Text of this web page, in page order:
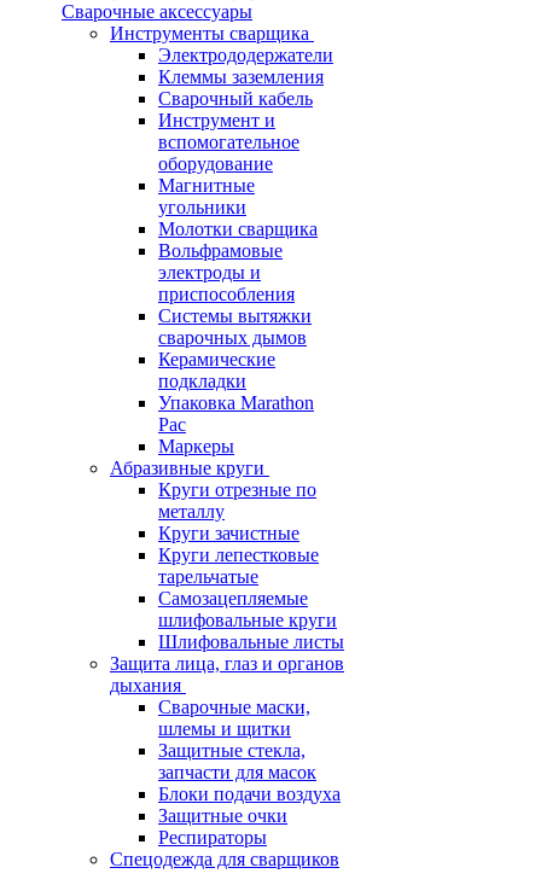
Сварочные аксессуары
Инструменты сварщика
Электрододержатели
Клеммы заземления
Сварочный кабель
Инструмент и
вспомогательное
оборудование
Магнитные
угольники
Молотки сварщика
Вольфрамовые
электроды и
приспособления
Системы вытяжки
сварочных дымов
Керамические
подкладки
Упаковка Marathon
Pac
Маркеры
Абразивные круги
Круги отрезные по
металлу
Круги зачистные
Круги лепестковые
тарельчатые
Самозацепляемые
шлифовальные круги
Шлифовальные листы
Защита лица, глаз и органов
дыхания
Сварочные маски,
шлемы и щитки
Защитные стекла,
запчасти для масок
Блоки подачи воздуха
Защитные очки
Респираторы
Спецодежда для сварщиков